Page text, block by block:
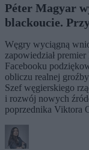
Péter Magyar
blackoucie.
Węgry wyciągną
zapowiedział
Facebooku
obliczu realnej
Szef węgierskiego
i rozwój nowych
poprzednika Viktora